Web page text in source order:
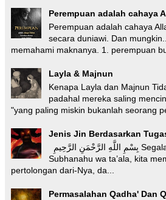
Perempuan adalah cahaya
Perempuan adalah cahaya
secara duniawi. Dan
memahami maknanya. 1. perempuan
Layla & Majnun
Kenapa Layla dan Majnun
padahal mereka saling
"yang paling miskin bukanlah seorang
Jenis Jin Berdasarkan
Subhanahu wa ta’ala, kita
pertolongan dari-Nya, da...
Permasalahan Qadha' Dan